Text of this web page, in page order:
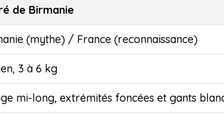
de Birmanie
(mythe) / France (reconnaissance)
3 à 6 kg
mi-long, extrémités foncées et gants